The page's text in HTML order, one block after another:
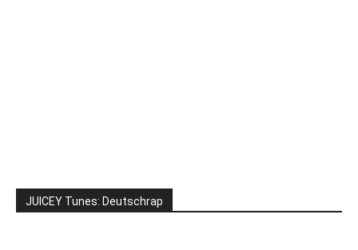
JUICEY Tunes: Deutschrap